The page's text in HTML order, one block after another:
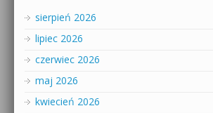
sierpień 2026
lipiec 2026
czerwiec 2026
maj 2026
kwiecień 2026